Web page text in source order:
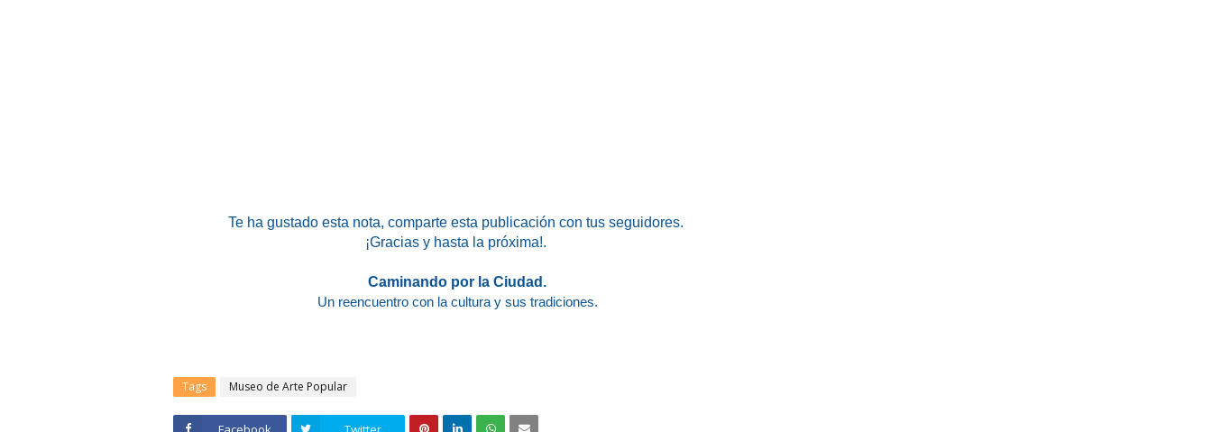
Te ha gustado esta nota, comparte esta publicación con tus seguidores.
¡Gracias y hasta la próxima!.
Caminando por la Ciudad.
Un reencuentro con la cultura y sus tradiciones.
Tags Museo de Arte Popular